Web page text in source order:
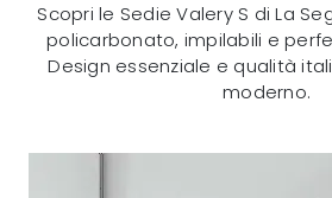
Scopri le Sedie Valery S di La
policarbonato, impilabili e
Design essenziale e qualità
moderno.